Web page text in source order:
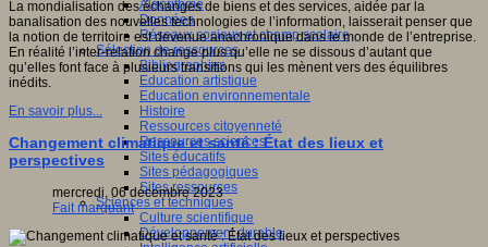
Algorithme
Données
Réseaux sociaux et champ scolaire
Sélection de ressources
Bibliographies
Education artistique
Education environnementale
Histoire
Ressources citoyenneté
Ressources sciences
Sites éducatifs
Sites pédagogiques
Sites ressources
Sciences et techniques
Culture scientifique
Développement durable
La mondialisation des échanges de biens et des services, aidée par la
banalisation des nouvelles technologies de l’information, laisserait penser que
la notion de territoire est devenue anachronique dans le monde de l’entreprise.
En réalité l’inter-relation change plus qu’elle ne se dissous d’autant que
qu’elles font face à plusieurs transitions qui les mènent vers des équilibres
inédits.
En savoir plus...
Changement climatique et santé : État des lieux et
perspectives
mercredi, 06 décembre 2023
Fait marquant